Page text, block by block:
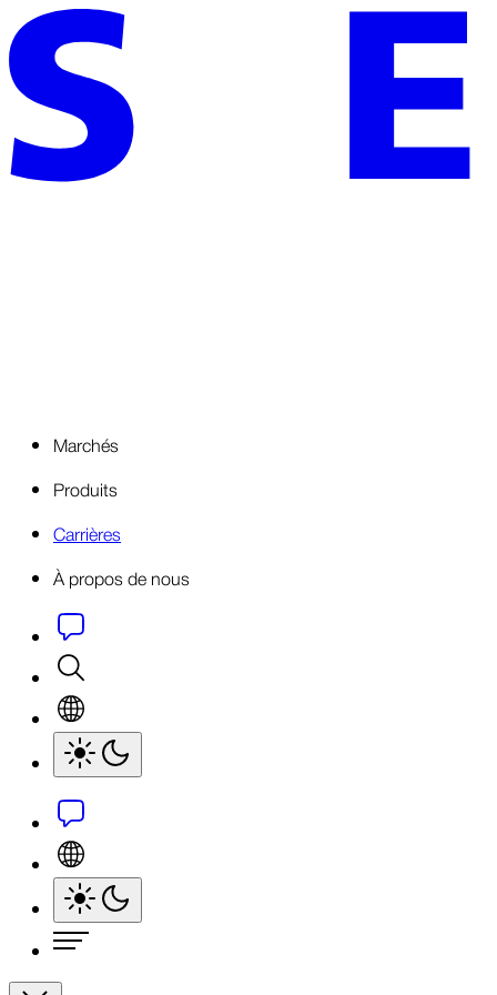
Marchés
Produits
Carrières
À propos de nous